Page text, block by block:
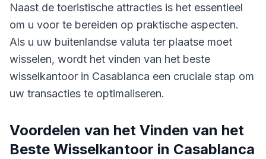
Naast de toeristische attracties is het essentieel
om u voor te bereiden op praktische aspecten.
Als u uw buitenlandse valuta ter plaatse moet
wisselen, wordt het vinden van het beste
wisselkantoor in Casablanca een cruciale stap om
uw transacties te optimaliseren.
Voordelen van het Vinden van het
Beste Wisselkantoor in Casablanca